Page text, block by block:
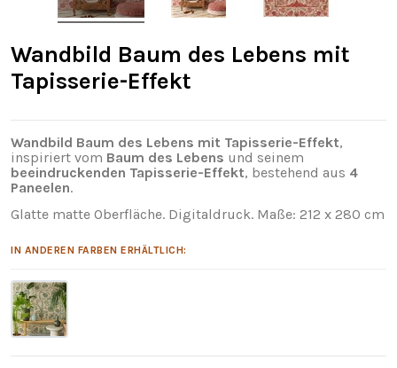
Wandbild Baum des Lebens mit
Tapisserie-Effekt
Wandbild Baum des Lebens mit Tapisserie-Effekt,
inspiriert vom Baum des Lebens und seinem
beeindruckenden Tapisserie-Effekt, bestehend aus 4
Paneelen.
Glatte matte Oberfläche. Digitaldruck. Maße: 212 x 280 cm
IN ANDEREN FARBEN ERHÄLTLICH: